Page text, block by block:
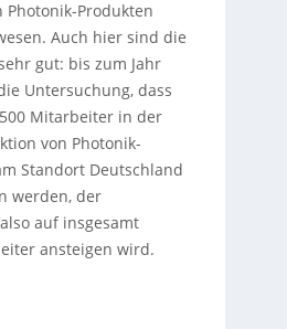
Photonik-Produkten
Auch hier sind die
gut: bis zum Jahr
Untersuchung, dass
Mitarbeiter in der
von Photonik-
Standort Deutschland
werden, der
auf insgesamt
ansteigen wird.